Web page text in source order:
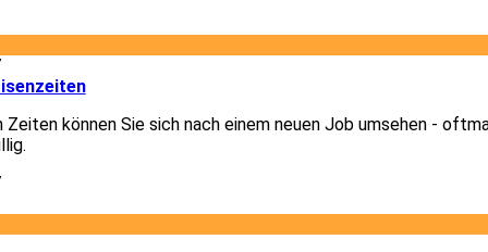
Zeiten können Sie sich nach einem neuen Job umsehen -